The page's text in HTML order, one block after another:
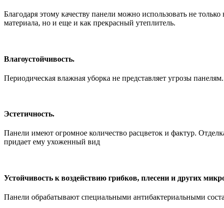
Благодаря этому качеству панели можно использовать не только
материала, но и еще и как прекрасный утеплитель.
Влагоустойчивость.
Периодическая влажная уборка не представляет угрозы панелям.
Эстетичность.
Панели имеют огромное количество расцветок и фактур.
придает ему ухоженный вид
Устойчивость к воздействию грибков, плесени и других
Панели обрабатывают специальными антибактериальными